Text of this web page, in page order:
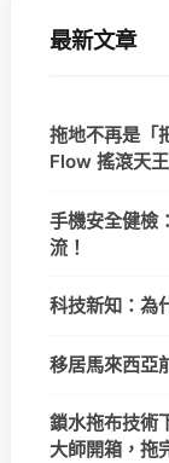
最新文章
拖地不再是「
Flow 搖滾天
手機安全健檢
流！
科技新知：為
移居馬來西亞
鎖水拖布技術
大師開箱，拖